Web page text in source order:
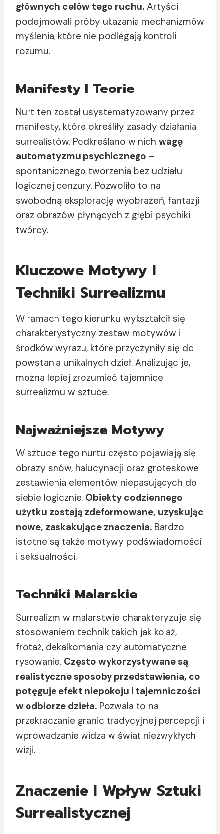
głównych celów tego ruchu. Artyści
podejmowali próby ukazania mechanizmów
myślenia, które nie podlegają kontroli
rozumu.
Manifesty I Teorie
Nurt ten został usystematyzowany przez
manifesty, które określiły zasady działania
surrealistów. Podkreślano w nich wagę
automatyzmu psychicznego –
spontanicznego tworzenia bez udziału
logicznej cenzury. Pozwoliło to na
swobodną eksplorację wyobrażeń, fantazji
oraz obrazów płynących z głębi psychiki
twórcy.
Kluczowe Motywy I
Techniki Surrealizmu
W ramach tego kierunku wykształcił się
charakterystyczny zestaw motywów i
środków wyrazu, które przyczyniły się do
powstania unikalnych dzieł. Analizując je,
można lepiej zrozumieć tajemnice
surrealizmu w sztuce.
Najważniejsze Motywy
W sztuce tego nurtu często pojawiają się
obrazy snów, halucynacji oraz groteskowe
zestawienia elementów niepasujących do
siebie logicznie. Obiekty codziennego
użytku zostają zdeformowane, uzyskując
nowe, zaskakujące znaczenia. Bardzo
istotne są także motywy podświadomości
i seksualności.
Techniki Malarskie
Surrealizm w malarstwie charakteryzuje się
stosowaniem technik takich jak kolaż,
frotaż, dekalkomania czy automatyczne
rysowanie. Często wykorzystywane są
realistyczne sposoby przedstawienia, co
potęguje efekt niepokoju i tajemniczości
w odbiorze dzieła. Pozwala to na
przekraczanie granic tradycyjnej percepcji i
wprowadzanie widza w świat niezwykłych
wizji.
Znaczenie I Wpływ Sztuki
Surrealistycznej